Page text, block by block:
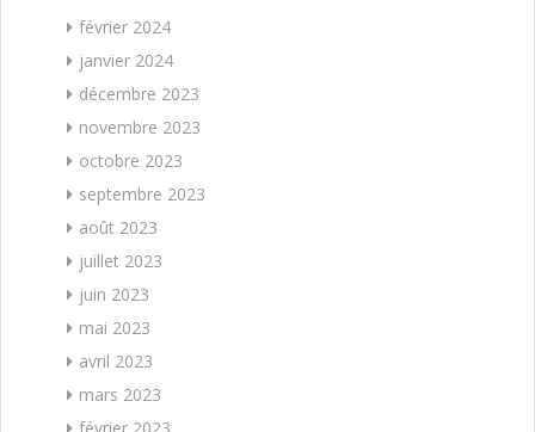
février 2024
janvier 2024
décembre 2023
novembre 2023
octobre 2023
septembre 2023
août 2023
juillet 2023
juin 2023
mai 2023
avril 2023
mars 2023